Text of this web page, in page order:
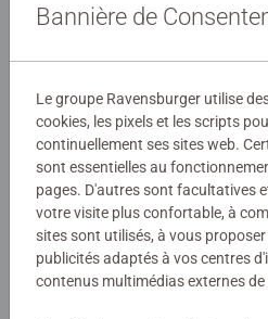
Découvrez une nouvelle façon
en bois vous permettront une
unique haut en couleurs autour
150 pièces de ce puzzle
en bois (=whimsies) conçues
thème du puzzle.
Les puzzles Ravensburger sont
puzzle tout en garantissant une
Détails
Numéro d'article:
EAN:
Avertissements et
Bannière de
Le groupe Ravensburger utilise
cookies, les pixels et les scripts
continuellement ses sites web.
sont essentielles au
pages. D'autres sont facultatives
votre visite plus confortable, à
sites sont utilisés, à vous
publicités adaptés à vos centres
contenus multimédias externes